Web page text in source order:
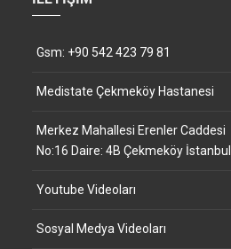
Gsm: +90 542 423 79 81
Medistate Çekmeköy Hastanesi
Merkez Mahallesi Erenler Caddesi
No:16 Daire: 4B Çekmeköy İstanbul
Youtube Videoları
Sosyal Medya Videoları